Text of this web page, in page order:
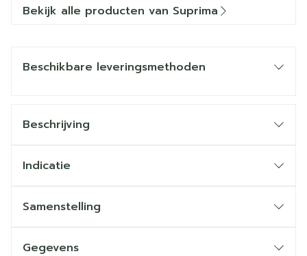
Bekijk alle producten van Suprima
Beschikbare leveringsmethoden
Beschrijving
Indicatie
Samenstelling
Gegevens